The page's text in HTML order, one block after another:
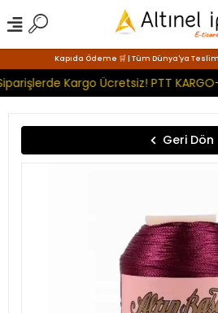
Kapıda Ödeme 🛒 | Tüm Dünya'ya
Kargo Ücretsiz! PTT KARGO-
Geri Dön